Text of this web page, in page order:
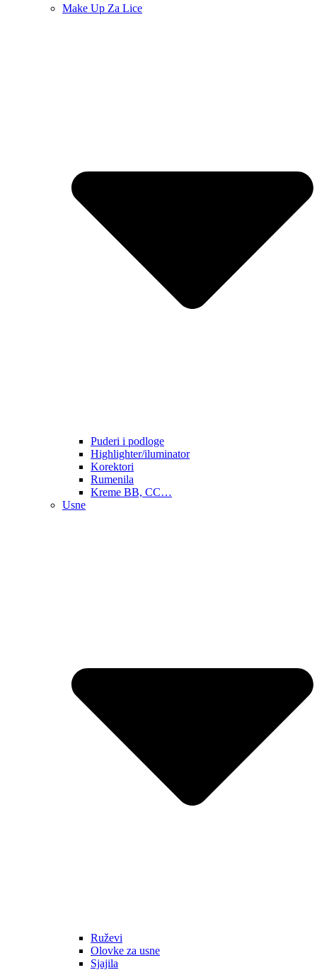
Make Up Za Lice
Puderi i podloge
Highlighter/iluminator
Korektori
Rumenila
Kreme BB, CC…
Usne
Ruževi
Olovke za usne
Sjajila